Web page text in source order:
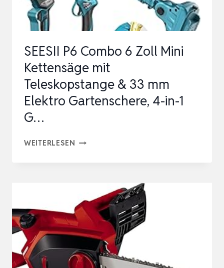
BATTERIEN,
TELESKOPSTANGE
ZU
4,5
M…
SEESII P6 Combo 6 Zoll Mini
Kettensäge mit
Teleskopstange & 33 mm
Elektro Gartenschere, 4-in-1
G…
WEITERLESEN SEESII
ZOLL
MINI
KETTENSÄGE
MIT
TELESKOPSTANGE